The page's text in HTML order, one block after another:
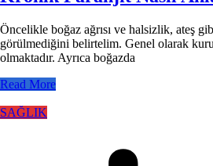
Öncelikle boğaz ağrısı ve halsizlik, ateş
görülmediğini belirtelim. Genel olarak
olmaktadır. Ayrıca boğazda
Read More
SAĞLIK